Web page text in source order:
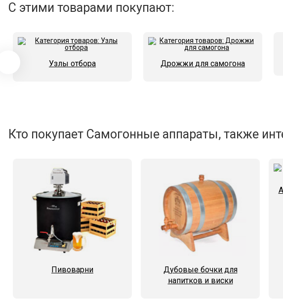
С этими товарами покупают:
Узлы отбора Дрожжи для самогона
Кто покупает Самогонные аппараты, также
Пивоварни
Дубовые бочки для
напитков и виски